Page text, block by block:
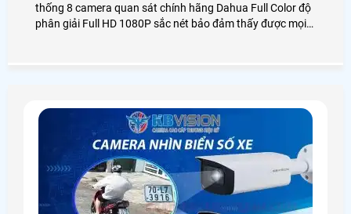
thống 8 camera quan sát chính hãng Dahua Full Color độ
phân giải Full HD 1080P sắc nét bảo đảm thấy được mọi